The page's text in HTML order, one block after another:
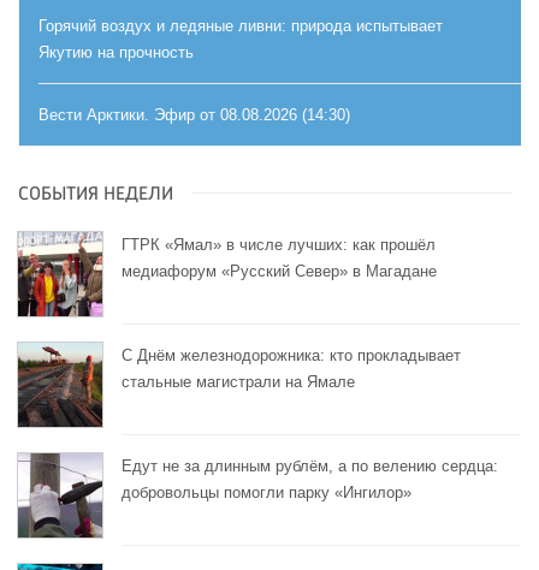
Горячий воздух и ледяные ливни: природа испытывает
Якутию на прочность
Вести Арктики. Эфир от 08.08.2026 (14:30)
СОБЫТИЯ НЕДЕЛИ
ГТРК «Ямал» в числе лучших: как прошёл
медиафорум «Русский Север» в Магадане
С Днём железнодорожника: кто прокладывает
стальные магистрали на Ямале
Едут не за длинным рублём, а по велению сердца:
добровольцы помогли парку «Ингилор»